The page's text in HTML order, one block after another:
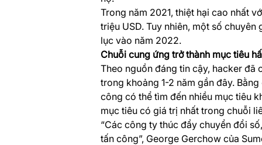
Trong năm 2021, thiệt hại cao nhất
triệu USD. Tuy nhiên, một số
lục vào năm 2022.
Chuỗi cung ứng trở thành mục tiêu
Theo nguồn đáng tin cậy, hacker đã
trong khoảng 1-2 năm gần đây.
công có thể tìm đến nhiều mục tiêu
mục tiêu có giá trị nhất trong chuỗi
“Các công ty thúc đẩy chuyển đổi
tấn công”, George Gerchow của